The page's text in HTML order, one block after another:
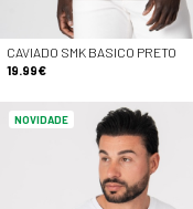
CAVIADO SMK BASICO PRETO
19.99€
NOVIDADE